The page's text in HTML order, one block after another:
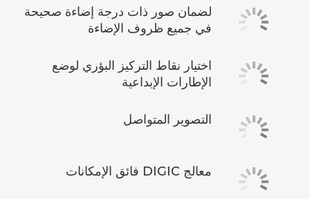
لضمان صور ذات درجة إضاءة صحيحة
في جميع ظروف الإضاءة
اختيار نقاط التركيز البؤري لوضع
الإطارات الإبداعية
التصوير المتواصل
معالج DIGIC فائق الإمكانات